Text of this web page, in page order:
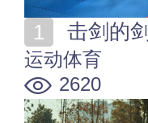
击剑的
运动体育
2620